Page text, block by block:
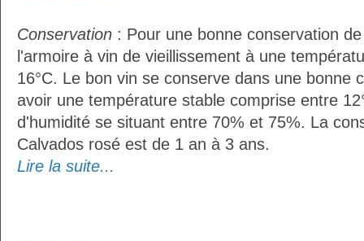
Conservation : Pour une bonne conservation
l'armoire à vin de vieillissement à une
16°C. Le bon vin se conserve dans une bonne
avoir une température stable comprise entre
d'humidité se situant entre 70% et 75%. La
Calvados rosé est de 1 an à 3 ans.
Lire la suite...